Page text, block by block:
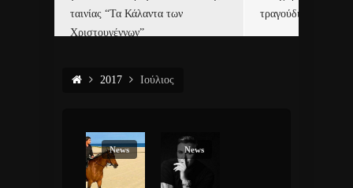
ταινίας “Τα Κάλαντα των
Χριστουγέννων”
τραγούδι και video
2017 Ιούλιος
News News